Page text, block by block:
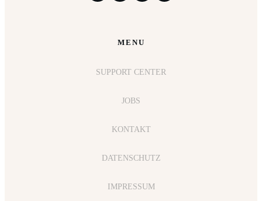
MENU
SUPPORT CENTER
JOBS
KONTAKT
DATENSCHUTZ
IMPRESSUM